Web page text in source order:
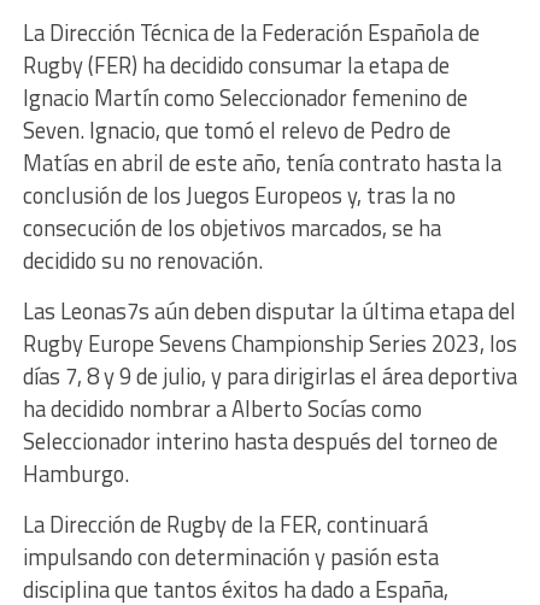
La Dirección Técnica de la Federación Española de
Rugby (FER) ha decidido consumar la etapa de
Ignacio Martín como Seleccionador femenino de
Seven. Ignacio, que tomó el relevo de Pedro de
Matías en abril de este año, tenía contrato hasta la
conclusión de los Juegos Europeos y, tras la no
consecución de los objetivos marcados, se ha
decidido su no renovación.
Las Leonas7s aún deben disputar la última etapa del
Rugby Europe Sevens Championship Series 2023, los
días 7, 8 y 9 de julio, y para dirigirlas el área deportiva
ha decidido nombrar a Alberto Socías como
Seleccionador interino hasta después del torneo de
Hamburgo.
La Dirección de Rugby de la FER, continuará
impulsando con determinación y pasión esta
disciplina que tantos éxitos ha dado a España,